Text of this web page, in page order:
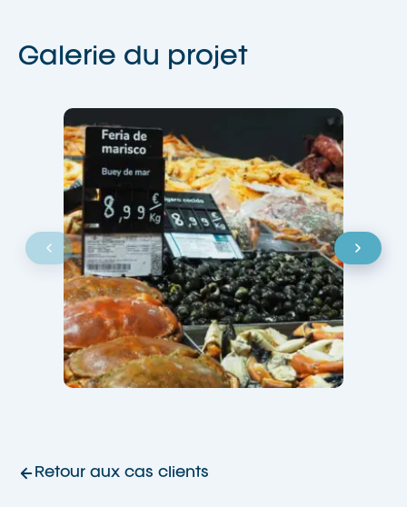
Galerie du projet
Retour aux cas clients